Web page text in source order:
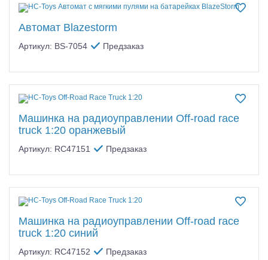
Автомат Blazestorm
Артикул: BS-7054 Предзаказ
Машинка на радиоуправлении Off-road race
truck 1:20 оранжевый
Артикул: RC47151 Предзаказ
Машинка на радиоуправлении Off-road race
truck 1:20 синий
Артикул: RC47152 Предзаказ